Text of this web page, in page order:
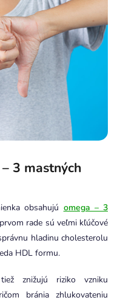
3 mastných
obsahujú omega – 3
rade sú veľmi kľúčové
hladinu cholesterolu
HDL formu.
znižujú riziko vzniku
bránia zhlukovateniu